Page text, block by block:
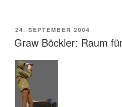
und
alle
wir
kennen“
von
Miranda
VERÖFFENTLICHT
AM
24. SEPTEMBER 2004
Graw Böckler: Raum